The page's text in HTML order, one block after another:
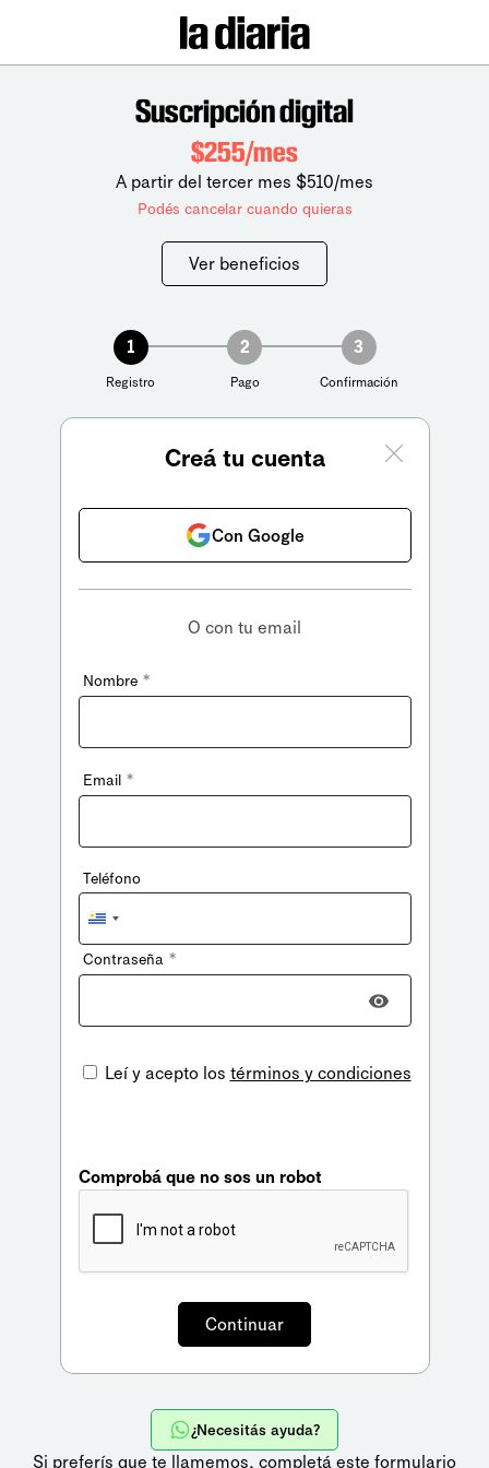
Suscripción digital
$255/mes
A partir del tercer mes $510/mes
Podés cancelar cuando quieras
Ver beneficios
1
Registro
2
Pago
3
Confirmación
Creá tu cuenta
Con Google
O con tu email
Nombre *
Email *
Teléfono
Uruguay
+598
Contraseña *
Leí y acepto los términos y condiciones
Comprobá que no sos un robot
¿Necesitás ayuda?
Si preferís que te llamemos, completá este formulario